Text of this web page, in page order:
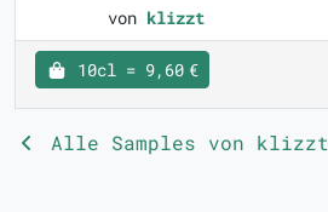
von klizzt
10cl = 9,60 €
Alle Samples von klizzt